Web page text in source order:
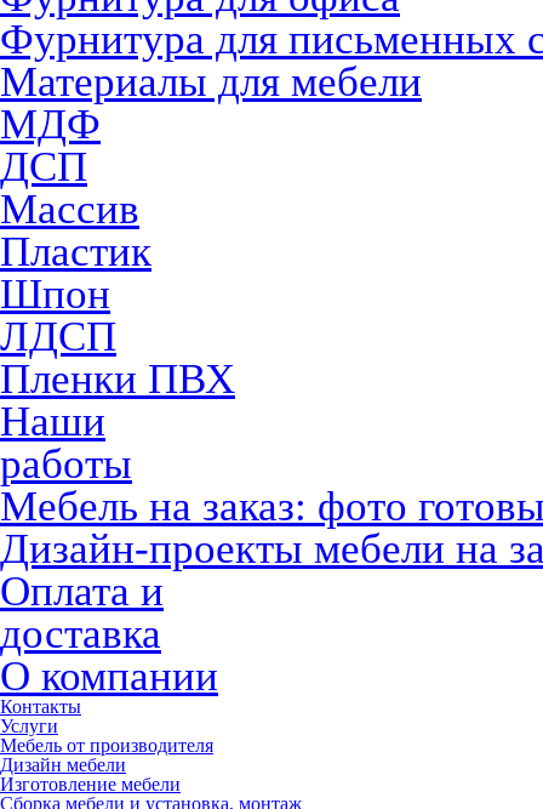
Фурнитура для письменных
Материалы для мебели
МДФ
ДСП
Массив
Пластик
Шпон
ЛДСП
Пленки ПВХ
Наши
работы
Мебель на заказ: фото
Дизайн-проекты мебели на
Оплата и
доставка
О компании
Контакты
Услуги
Мебель от производителя
Дизайн мебели
Изготовление мебели
Сборка мебели и установка, монтаж